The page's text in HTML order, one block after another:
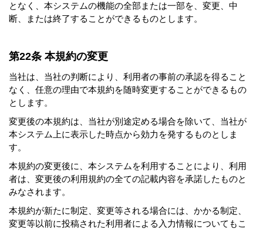
となく、本システムの機能の全部または一部を、変更、中
断、または終了することができるものとします。
第22条 本規約の変更
当社は、当社の判断により、利用者の事前の承認を得ること
なく、任意の理由で本規約を随時変更することができるもの
とします。
変更後の本規約は、当社が別途定める場合を除いて、当社が
本システム上に表示した時点から効力を発するものとしま
す。
本規約の変更後に、本システムを利用することにより、利用
者は、変更後の利用規約の全ての記載内容を承諾したものと
みなされます。
本規約が新たに制定、変更等される場合には、かかる制定、
変更等以前に投稿された利用者による入力情報についてもこ